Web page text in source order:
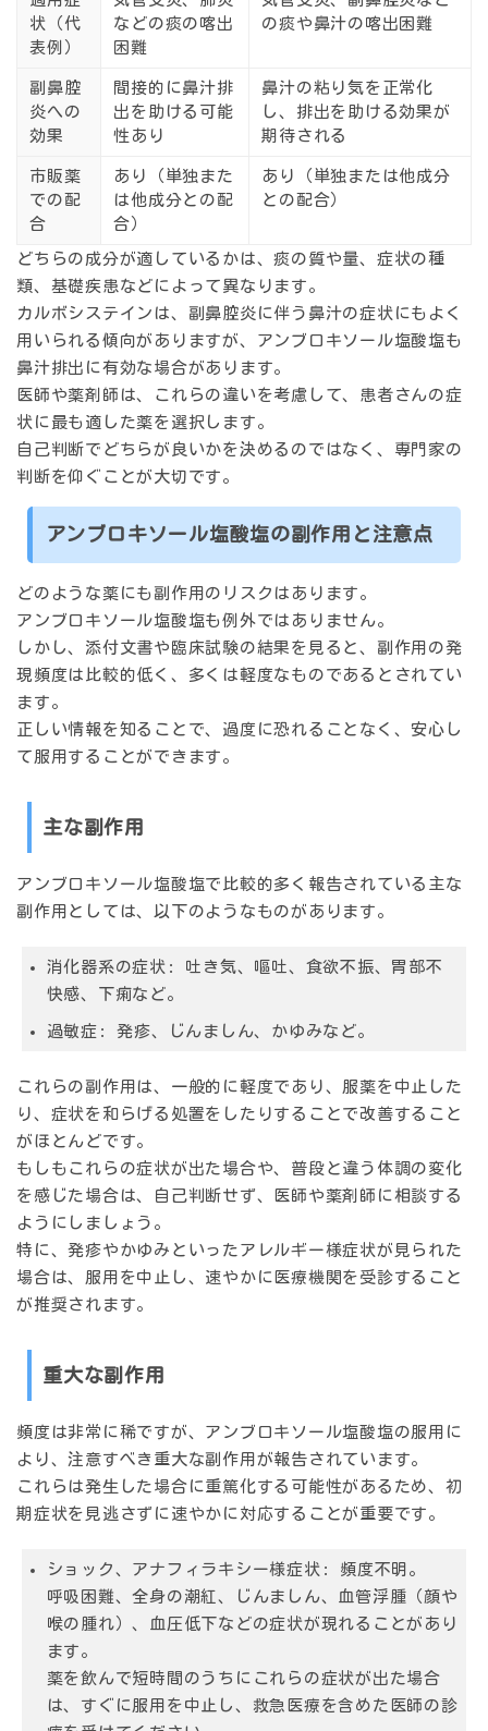
状（代
表例）
などの痰の喀出
困難
の痰や鼻汁の喀出困難
副鼻腔
炎への
効果
間接的に鼻汁排
出を助ける可能
性あり
鼻汁の粘り気を正常化
し、排出を助ける効果が
期待される
市販薬
での配
合
あり（単独また
は他成分との配
合）
あり（単独または他成分
との配合）
どちらの成分が適しているかは、痰の質や量、症状の種
類、基礎疾患などによって異なります。
カルボシステインは、副鼻腔炎に伴う鼻汁の症状にもよく
用いられる傾向がありますが、アンブロキソール塩酸塩も
鼻汁排出に有効な場合があります。
医師や薬剤師は、これらの違いを考慮して、患者さんの症
状に最も適した薬を選択します。
自己判断でどちらが良いかを決めるのではなく、専門家の
判断を仰ぐことが大切です。
アンブロキソール塩酸塩の副作用と注意点
どのような薬にも副作用のリスクはあります。
アンブロキソール塩酸塩も例外ではありません。
しかし、添付文書や臨床試験の結果を見ると、副作用の発
現頻度は比較的低く、多くは軽度なものであるとされてい
ます。
正しい情報を知ることで、過度に恐れることなく、安心し
て服用することができます。
主な副作用
アンブロキソール塩酸塩で比較的多く報告されている主な
副作用としては、以下のようなものがあります。
消化器系の症状:
吐き気、嘔吐、食欲不振、胃部不
快感、下痢など。
過敏症: 発疹、じんましん、かゆみなど。
これらの副作用は、一般的に軽度であり、服薬を中止した
り、症状を和らげる処置をしたりすることで改善すること
がほとんどです。
もしもこれらの症状が出た場合や、普段と違う体調の変化
を感じた場合は、自己判断せず、医師や薬剤師に相談する
ようにしましょう。
特に、発疹やかゆみといったアレルギー様症状が見られた
場合は、服用を中止し、速やかに医療機関を受診すること
が推奨されます。
重大な副作用
頻度は非常に稀ですが、アンブロキソール塩酸塩の服用に
より、注意すべき重大な副作用が報告されています。
これらは発生した場合に重篤化する可能性があるため、初
期症状を見逃さずに速やかに対応することが重要です。
ショック、アナフィラキシー様症状:
頻度不明。
呼吸困難、全身の潮紅、じんましん、血管浮腫（顔や
喉の腫れ）、血圧低下などの症状が現れることがあり
ます。
薬を飲んで短時間のうちにこれらの症状が出た場合
は、すぐに服用を中止し、救急医療を含めた医師の診